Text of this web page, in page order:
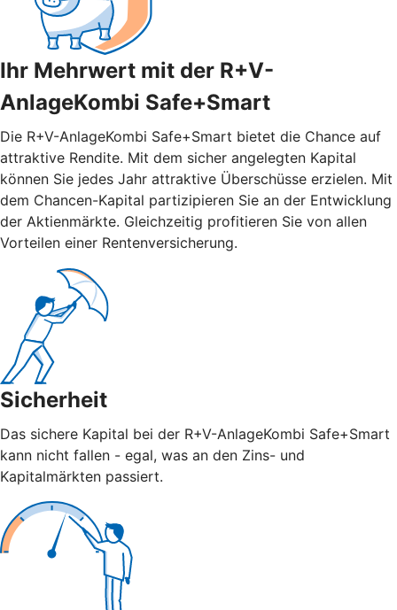
Ihr Mehrwert mit der R+V-
AnlageKombi Safe+Smart
Die R+V-AnlageKombi Safe+Smart bietet die Chance auf
attraktive Rendite. Mit dem sicher angelegten Kapital
können Sie jedes Jahr attraktive Überschüsse erzielen. Mit
dem Chancen-Kapital partizipieren Sie an der Entwicklung
der Aktienmärkte. Gleichzeitig profitieren Sie von allen
Vorteilen einer Rentenversicherung.
Sicherheit
Das sichere Kapital bei der R+V-AnlageKombi Safe+Smart
kann nicht fallen - egal, was an den Zins- und
Kapitalmärkten passiert.